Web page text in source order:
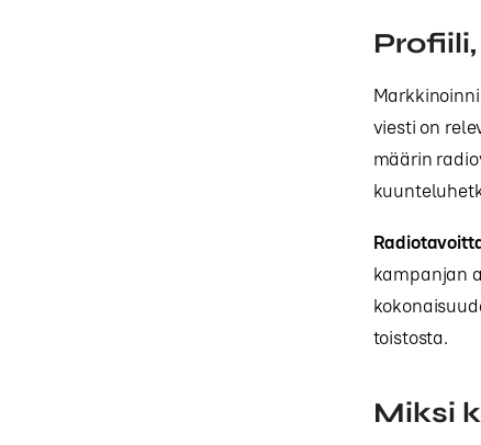
viesti on
määrin
kampanjan
toistosta.
Miksi